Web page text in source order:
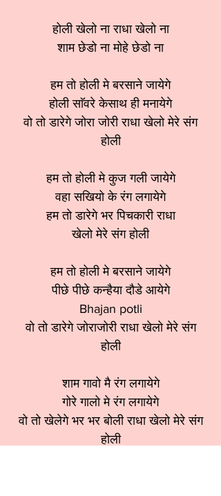
होली खेलो ना राधा खेलो ना
शाम छेडो ना मोहे छेडो ना
हम तो होली मे बरसाने जायेगे
होली साॅवरे केसाथ ही मनायेगे
वो तो डारेगे जोरा जोरी राधा खेलो मेरे संग
होली
हम तो होली मे कुज गली जायेगे
वहा सखियो के रंग लगायेगे
हम तो डारेगे भर पिचकारी राधा
खेलो मेरे संग होली
हम तो होली मे बरसाने जायेगे
पीछे पीछे कन्हैया दौडे आयेगे
Bhajan potli
वो तो डारेगे जोराजोरी राधा खेलो मेरे संग
होली
शाम गावो मै रंग लगायेगे
गोरे गालो मे रंग लगायेगे
वो तो खेलेगे भर भर बोली राधा खेलो मेरे संग
होली